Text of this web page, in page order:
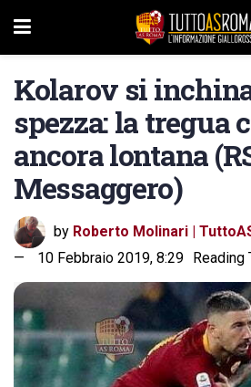
Kolarov si
spezza: la tregua
ancora lontana
Messaggero)
by Roberto Molinari |
10 Febbraio 2019, 8:29 Reading